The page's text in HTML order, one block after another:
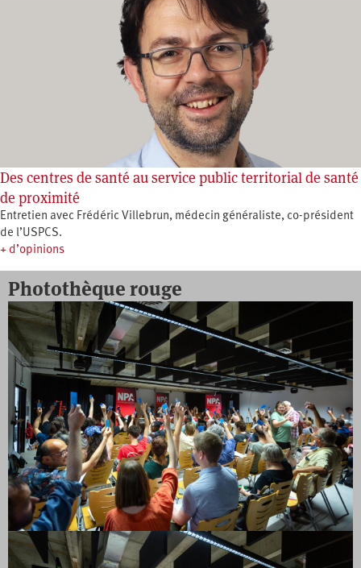
Des centres de santé au service public territorial de santé
de proximité
Entretien avec Frédéric Villebrun, médecin généraliste, co-président
de l’USPCS.
+ d’opinions
Photothèque rouge